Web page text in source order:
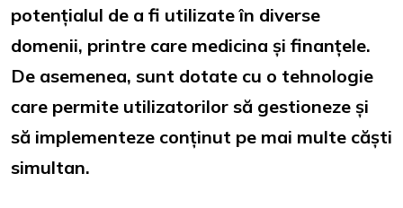
potențialul de a fi utilizate în diverse
domenii, printre care medicina și finanțele.
De asemenea, sunt dotate cu o tehnologie
care permite utilizatorilor să gestioneze și
să implementeze conținut pe mai multe căști
simultan.